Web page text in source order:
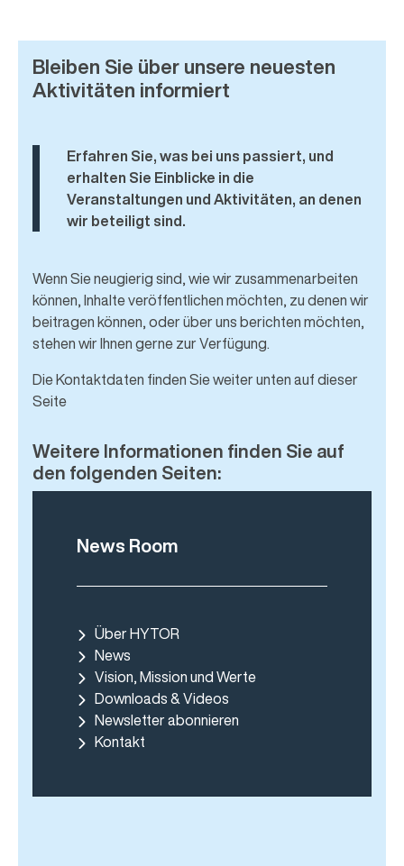
Bleiben Sie über unsere neuesten
Aktivitäten informiert
Erfahren Sie, was bei uns passiert, und
erhalten Sie Einblicke in die
Veranstaltungen und Aktivitäten, an denen
wir beteiligt sind.
Wenn Sie neugierig sind, wie wir zusammenarbeiten
können, Inhalte veröffentlichen möchten, zu denen wir
beitragen können, oder über uns berichten möchten,
stehen wir Ihnen gerne zur Verfügung.
Die Kontaktdaten finden Sie weiter unten auf dieser
Seite
Weitere Informationen finden Sie auf
den folgenden Seiten:
News Room
Über HYTOR
News
Vision, Mission und Werte
Downloads & Videos
Newsletter abonnieren
Kontakt